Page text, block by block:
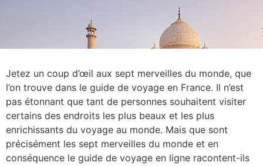
Jetez un coup d’œil aux sept merveilles du monde, que
l’on trouve dans le guide de voyage en France. Il n’est
pas étonnant que tant de personnes souhaitent visiter
certains des endroits les plus beaux et les plus
enrichissants du voyage au monde. Mais que sont
précisément les sept merveilles du monde et en
conséquence le guide de voyage en ligne racontent-ils